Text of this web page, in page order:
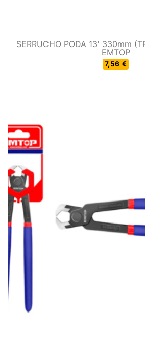
SERRUCHO PODA 13' 330mm
EMTOP
7,56 €